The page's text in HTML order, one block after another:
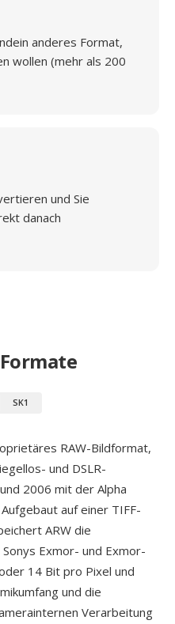
anderes Format,
wollen (mehr als 200
und Sie
danach
SK1
RAW-Bildformat,
und DSLR-
2006 mit der Alpha
auf einer TIFF-
ARW die
Exmor- und Exmor-
14 Bit pro Pixel und
und die
Verarbeitung